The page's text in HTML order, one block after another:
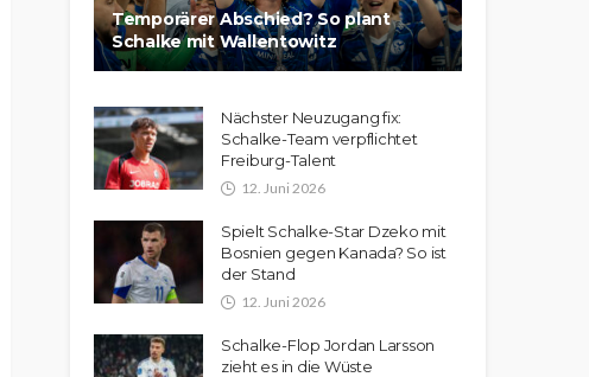
Temporärer Abschied? So plant
Schalke mit Wallentowitz
Nächster Neuzugang fix:
Schalke-Team verpflichtet
Freiburg-Talent
12. Juni 2026
Spielt Schalke-Star Dzeko mit
Bosnien gegen Kanada? So ist
der Stand
12. Juni 2026
Schalke-Flop Jordan Larsson
zieht es in die Wüste